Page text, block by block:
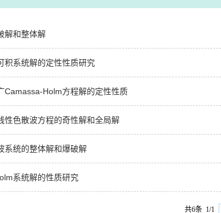
解和整体解
积系统解的定性性质研究
Camassa-Holm方程解的定性性质
性色散波方程的奇性解和全局解
系统的整体解和爆破解
系统解的性质研究
共6条 1/1